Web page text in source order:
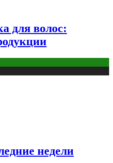
для волос:
недели